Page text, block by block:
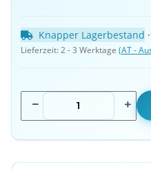
Knapper Lagerbestand ·
Lieferzeit:2 - 3 Werktage (AT -